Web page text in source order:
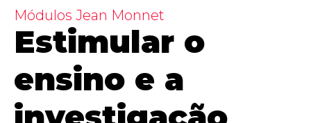
Módulos Jean Monnet
Estimular o
ensino e a